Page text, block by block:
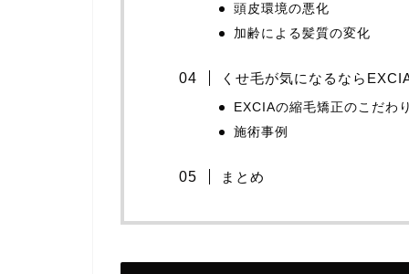
頭皮環境の悪化
加齢による髪質の変化
くせ毛が気になるなら
EXCIAの縮毛矯正のこだわり
施術事例
まとめ